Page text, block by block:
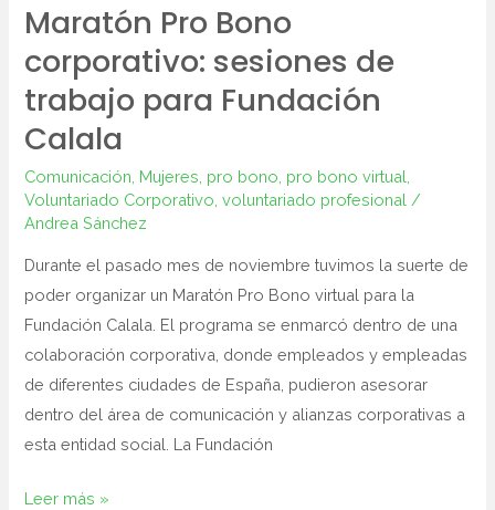
Maratón Pro Bono
corporativo: sesiones de
trabajo para Fundación
Calala
Comunicación Mujeres pro bono pro bono virtual
Voluntariado Corporativo ,voluntariado profesional /
Andrea Sánchez
Durante el pasado mes de noviembre tuvimos la suerte de
poder organizar un Maratón Pro Bono virtual para la
Fundación Calala. El programa se enmarcó dentro de una
colaboración corporativa, donde empleados y empleadas
de diferentes ciudades de España, pudieron asesorar
dentro del área de comunicación y alianzas corporativas a
esta entidad social. La Fundación
Leer más »